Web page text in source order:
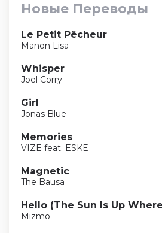
Новые Переводы
Le Petit Pêcheur
Manon Lisa
Whisper
Joel Corry
Girl
Jonas Blue
Memories
VIZE feat. ESKE
Magnetic
The Bausa
Hello (The Sun Is Up
Mizmo